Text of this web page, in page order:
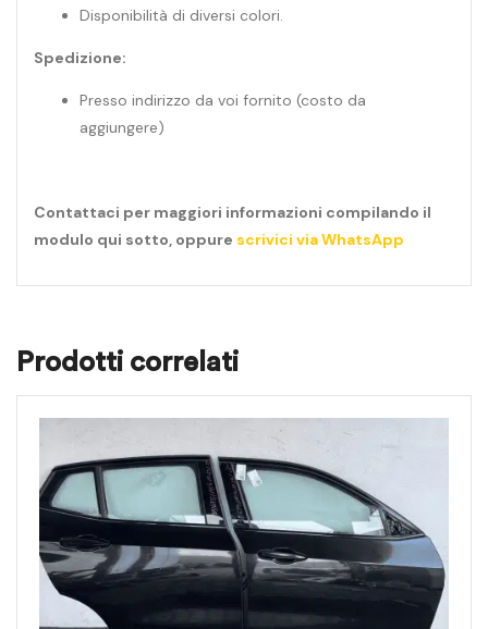
Disponibilità di diversi colori.
Spedizione:
Presso indirizzo da voi fornito (costo da
aggiungere)
Contattaci per maggiori informazioni compilando il
modulo qui sotto, oppure scrivici via WhatsApp
Prodotti correlati